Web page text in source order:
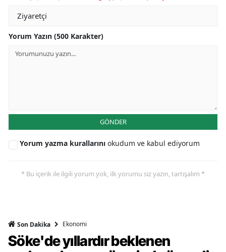
Yorum Yazın (500 Karakter)
GÖNDER
Yorum yazma kurallarını okudum ve kabul ediyorum
* Bu içerik ile ilgili yorum yok, ilk yorumu siz yazın, tartışalım *
Son Dakika Ekonomi
Söke'de yıllardır beklenen